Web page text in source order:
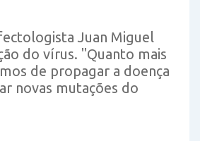
Juan Miguel
do vírus. "Quanto mais
de propagar a doença
novas mutações do